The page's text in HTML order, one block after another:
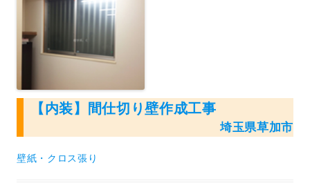
【内装】間仕切り壁作成工事
埼玉県草加市
壁紙・クロス張り